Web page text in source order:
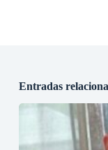
Entradas